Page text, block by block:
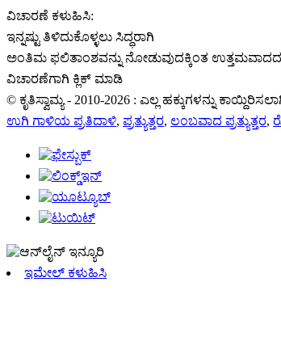
ವಿಚಾರಣೆ ಕಳುಹಿಸಿ:
ಇನ್ನಷ್ಟು ತಿಳಿದುಕೊಳ್ಳಲು ಸಿದ್ಧರಾಗಿ
ಅಂತಿಮ ಫಲಿತಾಂಶವನ್ನು ನೋಡುವುದಕ್ಕಿಂತ
ವಿಚಾರಣೆಗಾಗಿ ಕ್ಲಿಕ್ ಮಾಡಿ
© ಕೃತಿಸ್ವಾಮ್ಯ - 2010-2026 : ಎಲ್ಲ ಹಕ್ಕುಗಳನ್ನು
ಉಗಿ ಗಾಳಿಯ ಪ್ರತಿದಾಳಿ, ಪ್ರತ್ಯುತ್ತರ, ಲಂಬವಾದ ಪ್ರತ್ಯುತ್ತರ,
ಇಮೇಲ್ ಕಳುಹಿಸಿ